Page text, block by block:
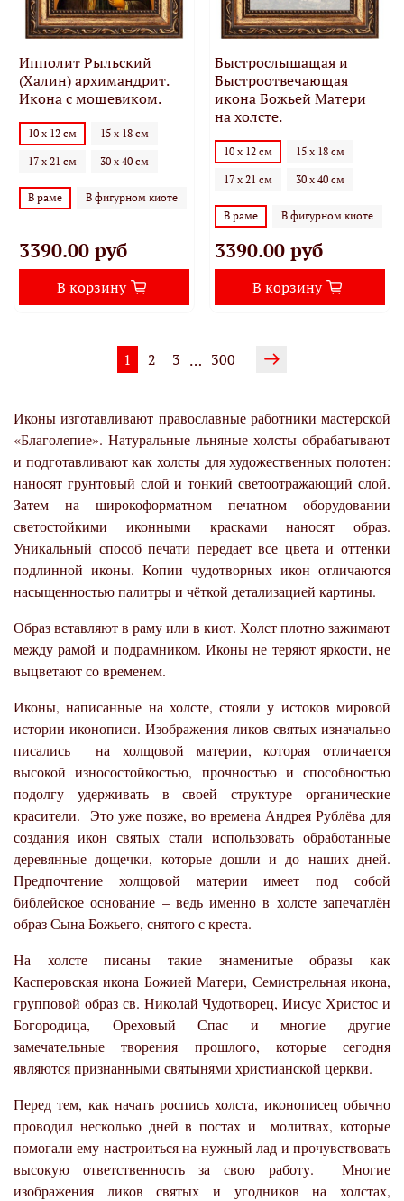
Ипполит Рыльский
(Халин) архимандрит.
Икона с мощевиком.
10 х 12 см 15 х 18 см
17 х 21 см 30 х 40 см
В раме В фигурном киоте
3390.00 руб
В корзину
Быстрослышащая и
Быстроотвечающая
икона Божьей Матери
на холсте.
10 х 12 см 15 х 18 см
17 х 21 см 30 х 40 см
В раме В фигурном киоте
3390.00 руб
В корзину
1 2 3 … 300
Иконы изготавливают православные работники мастерской
«Благолепие». Натуральные льняные холсты обрабатывают
и подготавливают как холсты для художественных полотен:
наносят грунтовый слой и тонкий светоотражающий слой.
Затем на широкоформатном печатном оборудовании
светостойкими иконными красками наносят образ.
Уникальный способ печати передает все цвета и оттенки
подлинной иконы. Копии чудотворных икон отличаются
насыщенностью палитры и чёткой детализацией картины.
Образ вставляют в раму или в киот. Холст плотно зажимают
между рамой и подрамником. Иконы не теряют яркости, не
выцветают со временем.
Иконы, написанные на холсте, стояли у истоков мировой
истории иконописи. Изображения ликов святых изначально
писались на холщовой материи, которая отличается
высокой износостойкостью, прочностью и способностью
подолгу удерживать в своей структуре органические
красители. Это уже позже, во времена Андрея Рублёва для
создания икон святых стали использовать обработанные
деревянные дощечки, которые дошли и до наших дней.
Предпочтение холщовой материи имеет под собой
библейское основание – ведь именно в холсте запечатлён
образ Сына Божьего, снятого с креста.
На холсте писаны такие знаменитые образы как
Касперовская икона Божией Матери, Семистрельная икона,
групповой образ св. Николай Чудотворец, Иисус Христос и
Богородица, Ореховый Спас и многие другие
замечательные творения прошлого, которые сегодня
являются признанными святынями христианской церкви.
Перед тем, как начать роспись холста, иконописец обычно
проводил несколько дней в постах и молитвах, которые
помогали ему настроиться на нужный лад и прочувствовать
высокую ответственность за свою работу. Многие
изображения ликов святых и угодников на холстах,